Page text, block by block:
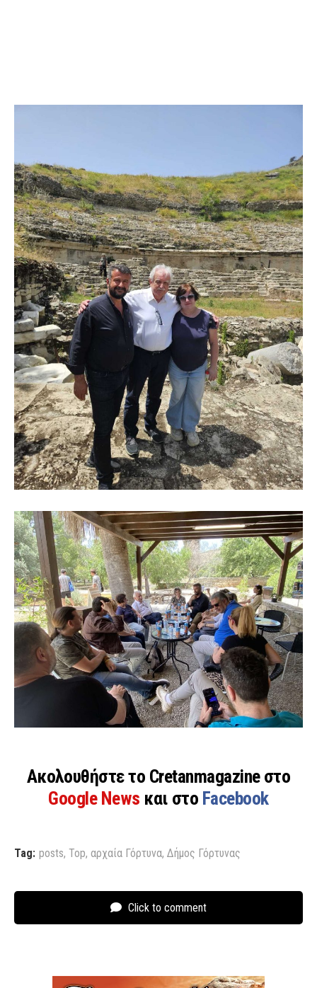
Ακολουθήστε το Cretanmagazine στο
Google News και στο Facebook
Tag: posts, Top, αρχαία Γόρτυνα, Δήμος Γόρτυνας
Click to comment